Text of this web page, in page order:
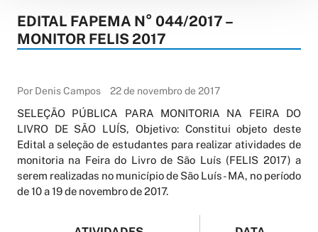
EDITAL FAPEMA N° 044/2017 –
MONITOR FELIS 2017
Por Denis Campos 22 de novembro de 2017
SELEÇÃO PÚBLICA PARA MONITORIA NA FEIRA DO
LIVRO DE SÃO LUÍS, Objetivo: Constitui objeto deste
Edital a seleção de estudantes para realizar atividades de
monitoria na Feira do Livro de São Luís (FELIS 2017) a
serem realizadas no município de São Luís- MA, no período
de 10 a 19 de novembro de 2017.